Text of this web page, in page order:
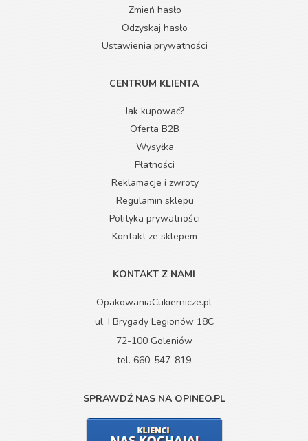
Zmień hasło
Odzyskaj hasło
Ustawienia prywatności
CENTRUM KLIENTA
Jak kupować?
Oferta B2B
Wysyłka
Płatności
Reklamacje i zwroty
Regulamin sklepu
Polityka prywatności
Kontakt ze sklepem
KONTAKT Z NAMI
OpakowaniaCukiernicze.pl
ul. I Brygady Legionów 18C
72-100 Goleniów
tel. 660-547-819
SPRAWDŹ NAS NA OPINEO.PL